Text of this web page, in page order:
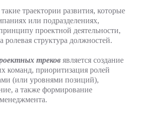
траектории развития, которые
или подразделениях,
проектной деятельности,
ролевая структура должностей.
треков является создание
команд, приоритизация ролей
(или уровнями позиций),
а также формирование